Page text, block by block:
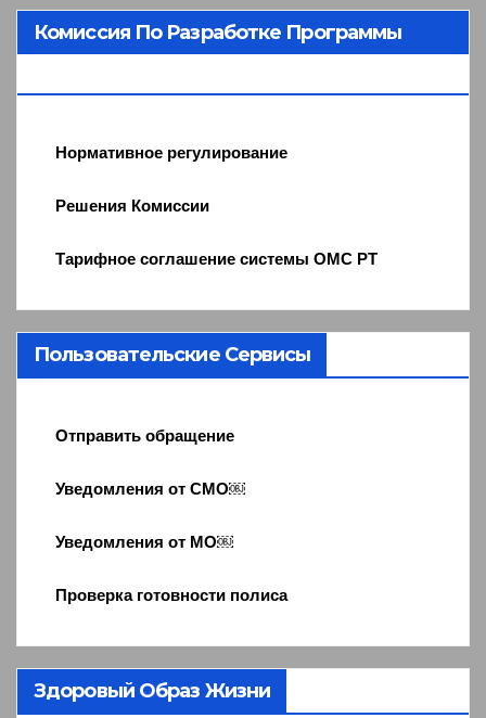
Комиссия По Разработке Программы
Нормативное регулирование
Решения Комиссии
Тарифное соглашение системы ОМС РТ
Пользовательские Сервисы
Отправить обращение
Уведомления от СМО￼
Уведомления от МО￼
Проверка готовности полиса
Здоровый Образ Жизни